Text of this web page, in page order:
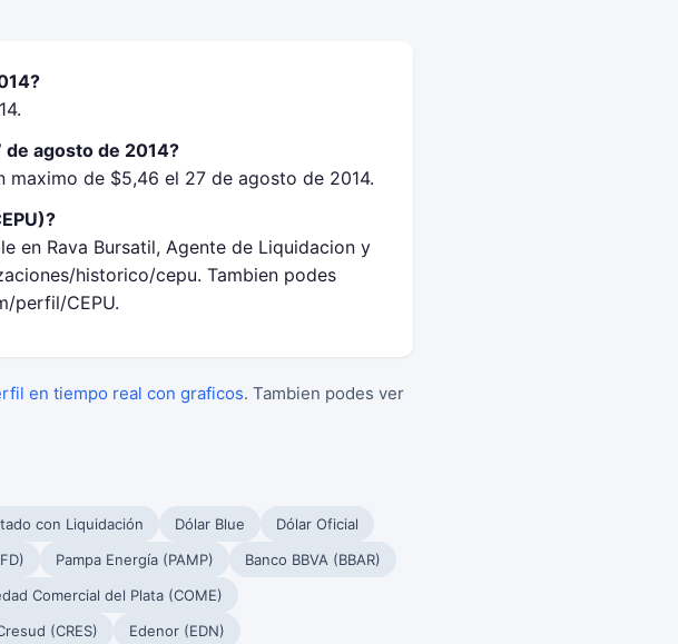
de agosto de 2014?
de $5,46 el 27 de agosto de 2014.
en Rava Bursatil, Agente de Liquidacion y
historico/cepu. Tambien podes
perfil/CEPU.
en tiempo real con graficos. Tambien podes ver
con Liquidación Dólar Blue
Dólar Oficial
Pampa Energía (PAMP)
Banco BBVA (BBAR)
Comercial del Plata (COME)
(CRES) Edenor (EDN)